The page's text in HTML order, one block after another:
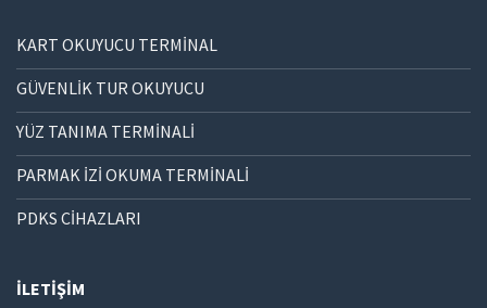
KART OKUYUCU TERMİNAL
GÜVENLİK TUR OKUYUCU
YÜZ TANIMA TERMİNALİ
PARMAK İZİ OKUMA TERMİNALİ
PDKS CİHAZLARI
İLETIŞIM